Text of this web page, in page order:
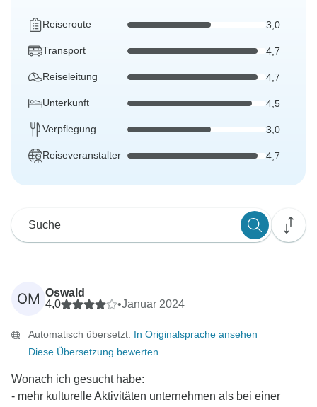
Reiseroute 3,0
Transport 4,7
Reiseleitung 4,7
Unterkunft 4,5
Verpflegung 3,0
Reiseveranstalter 4,7
OM Oswald
4,0
•Januar 2024
Automatisch übersetzt. In Originalsprache ansehen
Diese Übersetzung bewerten
Wonach ich gesucht habe:
- mehr kulturelle Aktivitäten unternehmen als bei einer